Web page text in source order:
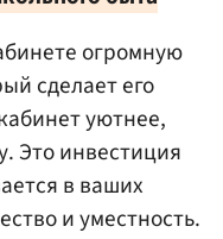
огромную
сделает его
уютнее,
Это инвестиция
в ваших
и уместность.